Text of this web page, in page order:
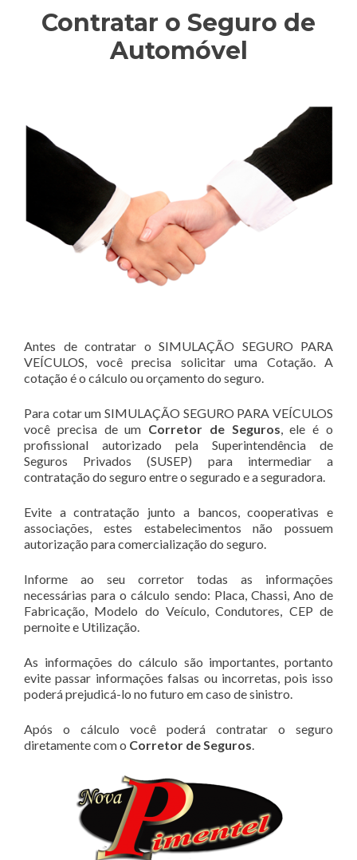
Contratar o Seguro de
Automóvel
Antes de contratar o SIMULAÇÃO SEGURO PARA
VEÍCULOS, você precisa solicitar uma Cotação. A
cotação é o cálculo ou orçamento do seguro.
Para cotar um SIMULAÇÃO SEGURO PARA VEÍCULOS
você precisa de um Corretor de Seguros, ele é o
profissional autorizado pela Superintendência de
Seguros Privados (SUSEP) para intermediar a
contratação do seguro entre o segurado e a seguradora.
Evite a contratação junto a bancos, cooperativas e
associações, estes estabelecimentos não possuem
autorização para comercialização do seguro.
Informe ao seu corretor todas as informações
necessárias para o cálculo sendo: Placa, Chassi, Ano de
Fabricação, Modelo do Veículo, Condutores, CEP de
pernoite e Utilização.
As informações do cálculo são importantes, portanto
evite passar informações falsas ou incorretas, pois isso
poderá prejudicá-lo no futuro em caso de sinistro.
Após o cálculo você poderá contratar o seguro
diretamente com o Corretor de Seguros.